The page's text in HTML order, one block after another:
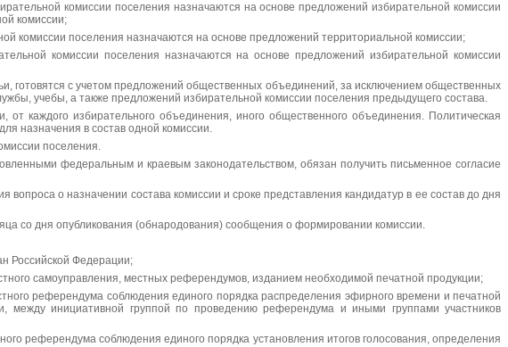
комиссии поселения назначаются на основе предложений избирательной комиссии
комиссии;
комиссии поселения назначаются на основе предложений территориальной комиссии;
комиссии поселения назначаются на основе предложений избирательной комиссии
готовятся с учетом предложений общественных объединений, за исключением общественных
учебы, а также предложений избирательной комиссии поселения предыдущего состава.
каждого избирательного объединения, иного общественного объединения. Политическая
назначения в состав одной комиссии.
поселения.
федеральным и краевым законодательством, обязан получить письменное согласие
о назначении состава комиссии и сроке представления кандидатур в ее состав до дня
со дня опубликования (обнародования) сообщения о формировании комиссии.
Российской Федерации;
самоуправления, местных референдумов, изданием необходимой печатной продукции;
референдума соблюдения единого порядка распределения эфирного времени и печатной
между инициативной группой по проведению референдума и иными группами участников
референдума соблюдения единого порядка установления итогов голосования, определения